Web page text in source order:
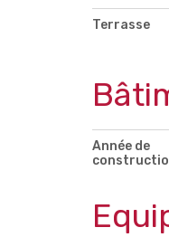
Terrasse
Année de